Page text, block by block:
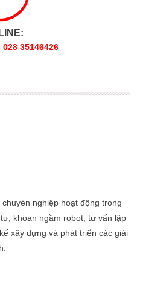
028 35146426
chuyên nghiệp hoạt động trong
khoan ngầm robot, tư vấn lập
xây dựng và phát triển các giải